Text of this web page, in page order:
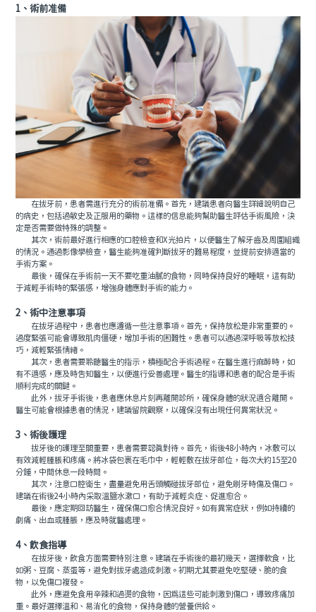
1、術前准備
在拔牙前，患者需進行充分的術前准備。首先，建議患者向醫生詳細說明自己
的病史，包括過敏史及正服用的藥物。這樣的信息能夠幫助醫生評估手術風險，決
定是否需要做特殊的調整。
其次，術前最好進行相應的口腔檢查和X光拍片，以便醫生了解牙齒及周圍組織
的情況。通過影像學檢查，醫生能夠准確判斷拔牙的難易程度，並提前安排適當的
手術方案。
最後，確保在手術前一天不要吃重油膩的食物，同時保持良好的睡眠，這有助
于減輕手術時的緊張感，增強身體應對手術的能力。
2、術中注意事項
在拔牙過程中，患者也應遵循一些注意事項。首先，保持放松是非常重要的。
過度緊張可能會導致肌肉僵硬，增加手術的困難性。患者可以通過深呼吸等放松技
巧，減輕緊張情緒。
其次，患者需要聆聽醫生的指示，積極配合手術過程。在醫生進行麻醉時，如
有不適感，應及時告知醫生，以便進行妥善處理。醫生的指導和患者的配合是手術
順利完成的關鍵。
此外，拔牙手術後，患者應休息片刻再離開診所，確保身體的狀況適合離開。
醫生可能會根據患者的情況，建議留院觀察，以確保沒有出現任何異常狀況。
3、術後護理
拔牙後的護理至關重要，患者需要認真對待。首先，術後48小時內，冰敷可以
有效減輕腫脹和疼痛。將冰袋包裹在毛巾中，輕輕敷在拔牙部位，每次大約15至20
分鍾，中間休息一段時間。
其次，注意口腔衛生，盡量避免用舌頭觸碰拔牙部位，避免刷牙時傷及傷口。
建議在術後24小時內采取溫鹽水漱口，有助于減輕炎症、促進愈合。
最後，應定期回訪醫生，確保傷口愈合情況良好。如有異常症狀，例如持續的
劇痛、出血或腫脹，應及時就醫處理。
4、飲食指導
在拔牙後，飲食方面需要特別注意。建議在手術後的最初幾天，選擇軟食，比
如粥、豆腐、蒸蛋等，避免對拔牙處造成刺激。初期尤其要避免吃堅硬、脆的食
物，以免傷口複發。
此外，應避免食用辛辣和過燙的食物，因爲這些可能刺激到傷口，導致疼痛加
重。最好選擇溫和、易消化的食物，保持身體的營養供給。